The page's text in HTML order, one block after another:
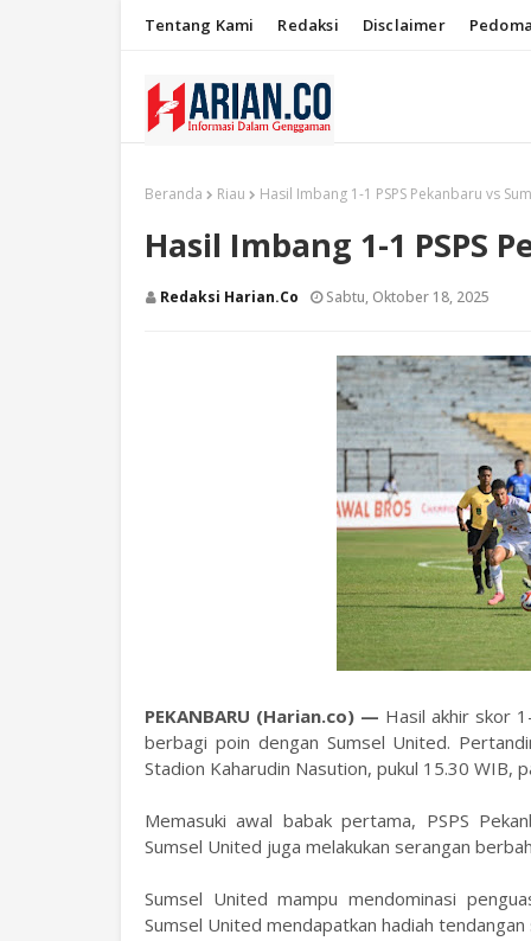
Tentang Kami Redaksi Disclaimer
Beranda Riau Hasil Imbang 1-1 PSPS Pekanbaru vs
Hasil Imbang 1-1 PSPS
Redaksi Harian.co Sabtu, Oktober 18, 2025
PEKANBARU (Harian.co) — Hasil akhir skor
berbagi poin dengan Sumsel United.
Stadion Kaharudin Nasution, pukul 15.30 WIB,
Memasuki awal babak pertama, PSPS
Sumsel United juga melakukan serangan
Sumsel United mampu mendominasi
Sumsel United mendapatkan hadiah